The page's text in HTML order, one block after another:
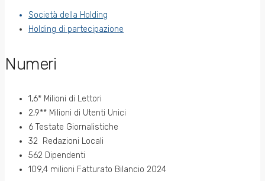
Società della Holding
Holding di partecipazione
Numeri
1,6* Milioni di Lettori
2,9** Milioni di Utenti Unici
6 Testate Giornalistiche
32 Redazioni Locali
562 Dipendenti
109,4 milioni Fatturato Bilancio 2024